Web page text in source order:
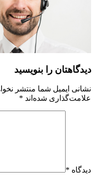
دیدگاهتان را بنویسید
نشانی ایمیل شما منتشر
علامت‌گذاری شده‌اند *
دیدگاه *